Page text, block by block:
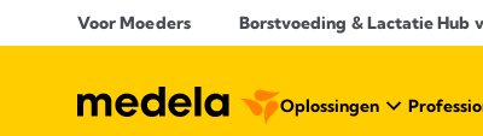
Voor Moeders Borstvoeding & Lactatie Hub
Oplossingen